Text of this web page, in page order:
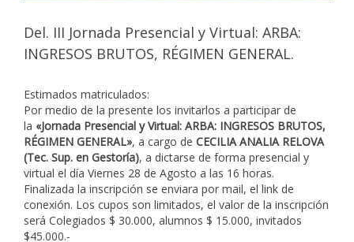
Del. III Jornada Presencial y Virtual: ARBA:
INGRESOS BRUTOS, RÉGIMEN GENERAL.
Estimados matriculados:
Por medio de la presente los invitarlos a participar de
la «Jornada Presencial y Virtual: ARBA: INGRESOS BRUTOS,
RÉGIMEN GENERAL», a cargo de CECILIA ANALIA RELOVA
(Tec. Sup. en Gestoría), a dictarse de forma presencial y
virtual el día Viernes 28 de Agosto a las 16 horas.
Finalizada la inscripción se enviara por mail, el link de
conexión. Los cupos son limitados, el valor de la inscripción
será Colegiados $ 30.000, alumnos $ 15.000, invitados
$45.000.-